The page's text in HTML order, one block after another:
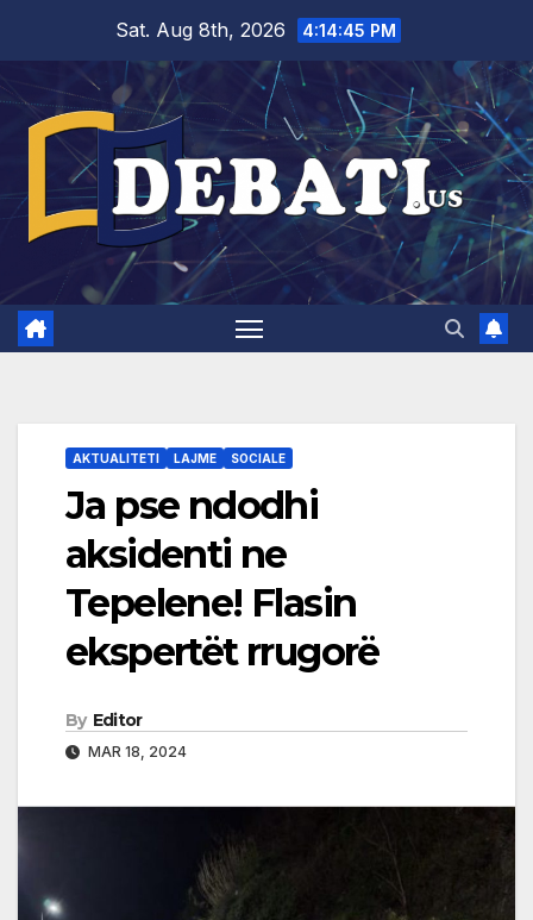
content
Sat. Aug 8th, 2026 4:14:46 PM
AKTUALITETI LAJME SOCIALE
Ja pse ndodhi
aksidenti ne
Tepelene! Flasin
ekspertët rrugorë
By Editor
MAR 18, 2024